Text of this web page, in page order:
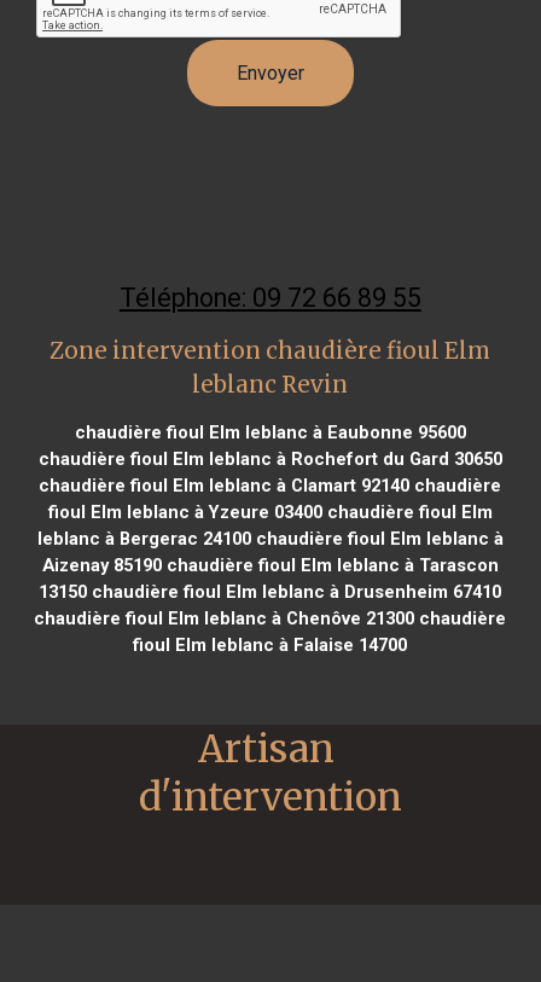
Téléphone: 09 72 66 89 55
Zone intervention chaudière fioul Elm
leblanc Revin
chaudière fioul Elm leblanc à Eaubonne 95600
chaudière fioul Elm leblanc à Rochefort du Gard 30650
chaudière fioul Elm leblanc à Clamart 92140 chaudière
fioul Elm leblanc à Yzeure 03400chaudière fioul Elm
leblanc à Bergerac 24100chaudière fioul Elm leblanc à
Aizenay 85190chaudière fioul Elm leblanc à Tarascon
13150 chaudière fioul Elm leblanc à Drusenheim 67410
chaudière fioul Elm leblanc à Chenôve 21300 chaudière
fioul Elm leblanc à Falaise 14700
Artisan
d'intervention